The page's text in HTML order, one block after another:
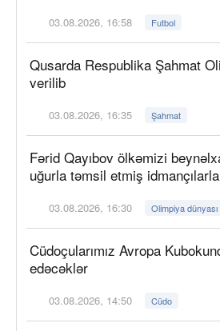
03.08.2026, 16:58 Futbol
Qusarda Respublika Şahmat
verilib
03.08.2026, 16:35 Şahmat
Fərid Qayıbov ölkəmizi
uğurla təmsil etmiş
03.08.2026, 16:30 Olimpiya dünyası
Cüdoçularımız Avropa
edəcəklər
03.08.2026, 14:50 Cüdo